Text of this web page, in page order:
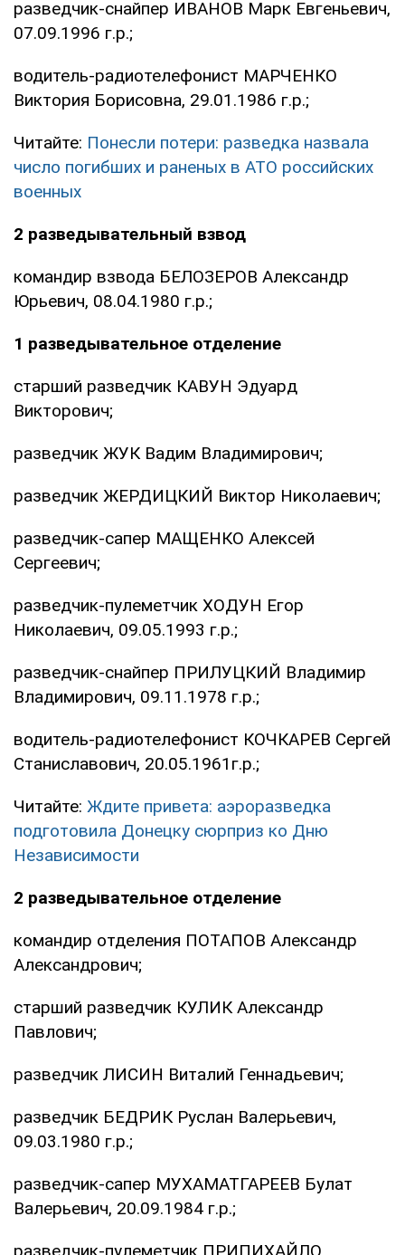
разведчик-снайпер ИВАНОВ Марк Евгеньевич,
07.09.1996 г.р.;
водитель-радиотелефонист МАРЧЕНКО
Виктория Борисовна, 29.01.1986 г.р.;
Читайте: Понесли потери: разведка назвала
число погибших и раненых в АТО российских
военных
2 разведывательный взвод
командир взвода БЕЛОЗЕРОВ Александр
Юрьевич, 08.04.1980 г.р.;
1 разведывательное отделение
старший разведчик КАВУН Эдуард
Викторович;
разведчик ЖУК Вадим Владимирович;
разведчик ЖЕРДИЦКИЙ Виктор Николаевич;
разведчик-сапер МАЩЕНКО Алексей
Сергеевич;
разведчик-пулеметчик ХОДУН Егор
Николаевич, 09.05.1993 г.р.;
разведчик-снайпер ПРИЛУЦКИЙ Владимир
Владимирович, 09.11.1978 г.р.;
водитель-радиотелефонист КОЧКАРЕВ Сергей
Станиславович, 20.05.1961г.р.;
Читайте: Ждите привета: аэроразведка
подготовила Донецку сюрприз ко Дню
Независимости
2 разведывательное отделение
командир отделения ПОТАПОВ Александр
Александрович;
старший разведчик КУЛИК Александр
Павлович;
разведчик ЛИСИН Виталий Геннадьевич;
разведчик БЕДРИК Руслан Валерьевич,
09.03.1980 г.р.;
разведчик-сапер МУХАМАТГАРЕЕВ Булат
Валерьевич, 20.09.1984 г.р.;
разведчик-пулеметчик ПРИПИХАЙЛО